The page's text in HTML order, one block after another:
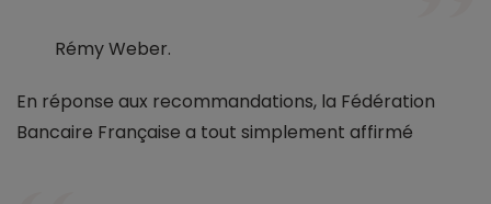
Rémy Weber.
En réponse aux recommandations, la Fédération
Bancaire Française a tout simplement affirmé